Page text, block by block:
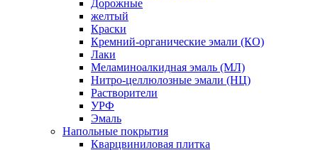
Дорожные
желтый
Краски
Кремний-органические эмали (КО)
Лаки
Меламиноалкидная эмаль (МЛ)
Нитро-целлюлозные эмали (НЦ)
Растворители
УРФ
Эмаль
Напольные покрытия
Кварцвиниловая плитка